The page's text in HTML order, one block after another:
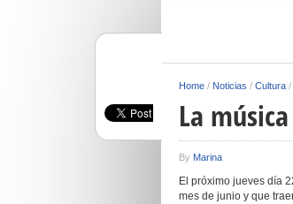
Home / Noticias / Cultura /
La
By Marina
El próximo jueves día
mes de junio y que